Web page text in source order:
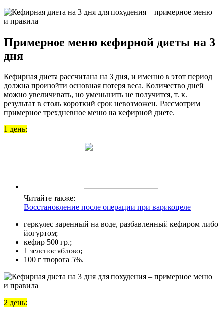
Примерное меню кефирной диеты на 3
дня
Кефирная диета рассчитана на 3 дня, и именно в этот период
должна произойти основная потеря веса. Количество дней
можно увеличивать, но уменьшить не получится, т. к.
результат в столь короткий срок невозможен. Рассмотрим
примерное трехдневное меню на кефирной диете.
1 день:
Читайте также:
Восстановление после операции при варикоцеле
геркулес варенный на воде, разбавленный кефиром либо
йогуртом;
кефир 500 гр.;
1 зеленое яблоко;
100 г творога 5%.
2 день: